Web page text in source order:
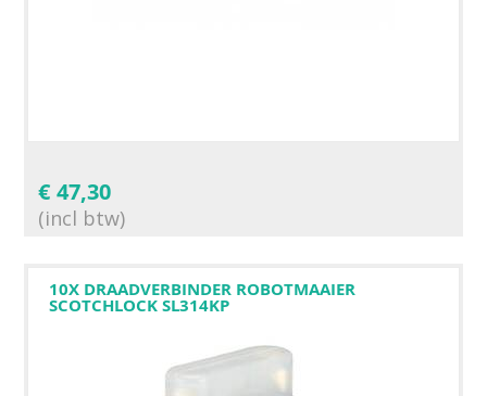
€ 47,30
(incl btw)
10X DRAADVERBINDER ROBOTMAAIER
SCOTCHLOCK SL314KP